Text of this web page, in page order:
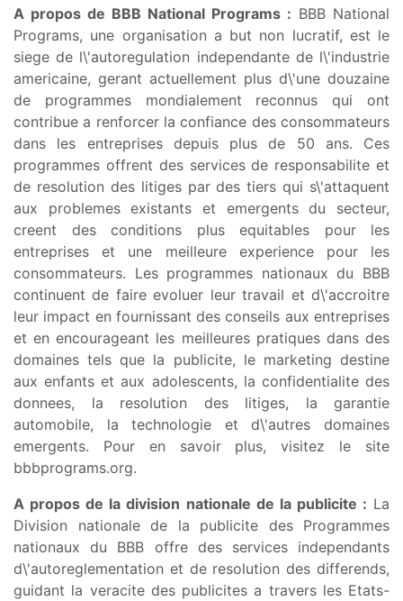
A propos de BBB National Programs : BBB National
Programs, une organisation a but non lucratif, est le
siege de l\'autoregulation independante de l\'industrie
americaine, gerant actuellement plus d\'une douzaine
de programmes mondialement reconnus qui ont
contribue a renforcer la confiance des consommateurs
dans les entreprises depuis plus de 50 ans. Ces
programmes offrent des services de responsabilite et
de resolution des litiges par des tiers qui s\'attaquent
aux problemes existants et emergents du secteur,
creent des conditions plus equitables pour les
entreprises et une meilleure experience pour les
consommateurs. Les programmes nationaux du BBB
continuent de faire evoluer leur travail et d\'accroitre
leur impact en fournissant des conseils aux entreprises
et en encourageant les meilleures pratiques dans des
domaines tels que la publicite, le marketing destine
aux enfants et aux adolescents, la confidentialite des
donnees, la resolution des litiges, la garantie
automobile, la technologie et d\'autres domaines
emergents. Pour en savoir plus, visitez le site
bbbprograms.org.
A propos de la division nationale de la publicite : La
Division nationale de la publicite des Programmes
nationaux du BBB offre des services independants
d\'autoreglementation et de resolution des differends,
guidant la veracite des publicites a travers les Etats-